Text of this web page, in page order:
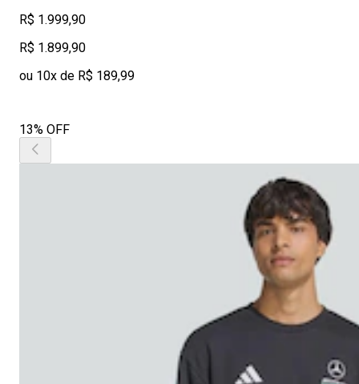
R$ 1.999,90
R$ 1.899,90
ou 10x de R$ 189,99
13% OFF